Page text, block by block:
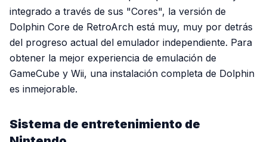
integrado a través de sus "Cores", la versión de
Dolphin Core de RetroArch está muy, muy por detrás
del progreso actual del emulador independiente. Para
obtener la mejor experiencia de emulación de
GameCube y Wii, una instalación completa de Dolphin
es inmejorable.
Sistema de entretenimiento de